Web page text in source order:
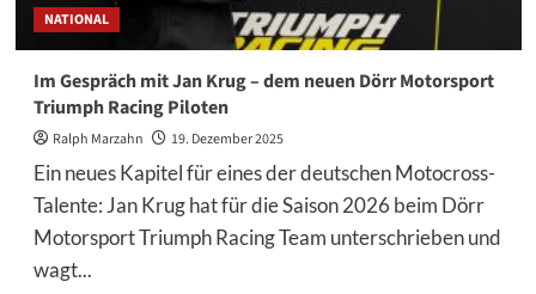
NATIONAL
Im Gespräch mit Jan Krug – dem neuen Dörr Motorsport
Triumph Racing Piloten
Ralph Marzahn 19. Dezember 2025
Ein neues Kapitel für eines der deutschen Motocross-
Talente: Jan Krug hat für die Saison 2026 beim Dörr
Motorsport Triumph Racing Team unterschrieben und
wagt...